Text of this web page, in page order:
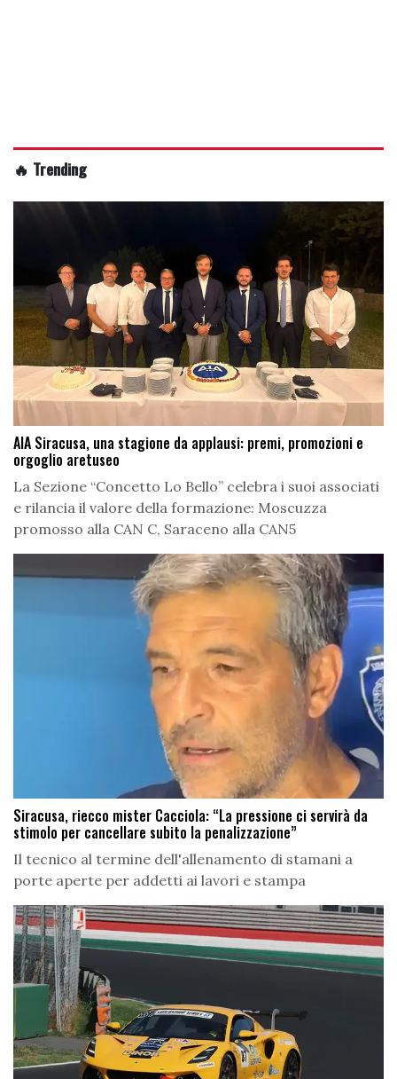
🔥 Trending
AIA Siracusa, una stagione da applausi: premi, promozioni e
orgoglio aretuseo
La Sezione “Concetto Lo Bello” celebra i suoi associati
e rilancia il valore della formazione: Moscuzza
promosso alla CAN C, Saraceno alla CAN5
Siracusa, riecco mister Cacciola: “La pressione ci servirà da
stimolo per cancellare subito la penalizzazione”
Il tecnico al termine dell'allenamento di stamani a
porte aperte per addetti ai lavori e stampa